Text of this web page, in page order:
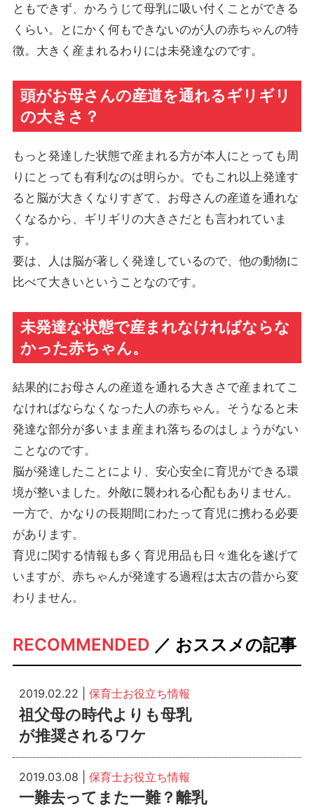
ともできず、かろうじて母乳に吸い付くことができる
くらい。とにかく何もできないのが人の赤ちゃんの特
徴。大きく産まれるわりには未発達なのです。
頭がお母さんの産道を通れるギリギリ
の大きさ？
もっと発達した状態で産まれる方が本人にとっても周
りにとっても有利なのは明らか。でもこれ以上発達す
ると脳が大きくなりすぎて、お母さんの産道を通れな
くなるから、ギリギリの大きさだとも言われていま
す。
要は、人は脳が著しく発達しているので、他の動物に
比べて大きいということなのです。
未発達な状態で産まれなければならな
かった赤ちゃん。
結果的にお母さんの産道を通れる大きさで産まれてこ
なければならなくなった人の赤ちゃん。そうなると未
発達な部分が多いまま産まれ落ちるのはしょうがない
ことなのです。
脳が発達したことにより、安心安全に育児ができる環
境が整いました。外敵に襲われる心配もありません。
一方で、かなりの長期間にわたって育児に携わる必要
があります。
育児に関する情報も多く育児用品も日々進化を遂げて
いますが、赤ちゃんが発達する過程は太古の昔から変
わりません。
RECOMMENDED ／ おススメの記事
2019.02.22 | 保育士お役立ち情報
祖父母の時代よりも母乳
が推奨されるワケ
2019.03.08 | 保育士お役立ち情報
一難去ってまた一難？離乳